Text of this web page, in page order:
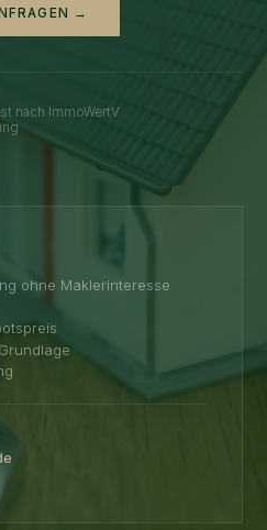
→
nach ImmoWertV
ohne Maklerinteresse